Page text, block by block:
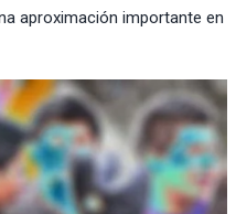
aproximación importante en